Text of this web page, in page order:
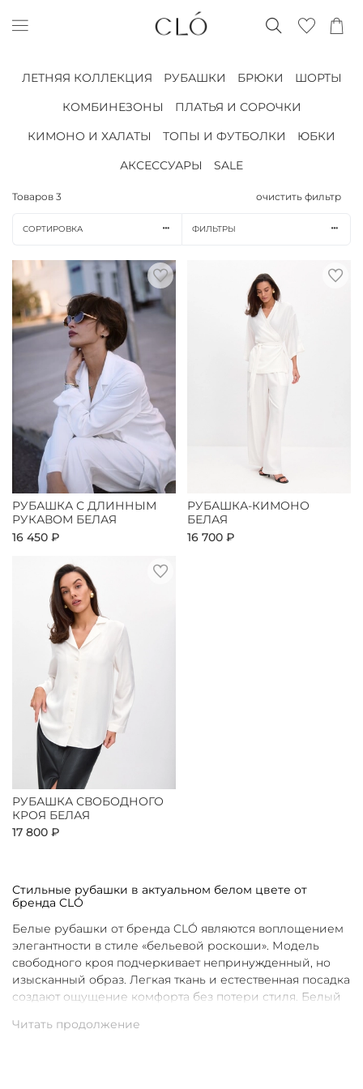
ЛЕТНЯЯ КОЛЛЕКЦИЯ РУБАШКИ БРЮКИ
ШОРТЫ
КОМБИНЕЗОНЫ
ПЛАТЬЯ И СОРОЧКИ
КИМОНО И ХАЛАТЫ
ТОПЫ И ФУТБОЛКИ
ЮБКИ
АКСЕССУАРЫ
SALE
Товаров 3 очистить фильтр
СОРТИРОВКА ФИЛЬТРЫ
РУБАШКА С ДЛИННЫМ
РУКАВОМ БЕЛАЯ
16 450 ₽
РУБАШКА-КИМОНО
БЕЛАЯ
16 700 ₽
РУБАШКА СВОБОДНОГО
КРОЯ БЕЛАЯ
17 800 ₽
Стильные рубашки в актуальном белом цвете от
бренда CLÓ
Белые рубашки от бренда CLÓ являются воплощением
элегантности в стиле «бельевой роскоши». Модель
свободного кроя подчеркивает непринужденный, но
изысканный образ. Легкая ткань и естественная посадка
создают ощущение комфорта без потери стиля. Белый
чистоты и универсальности. Такая рубашка легко